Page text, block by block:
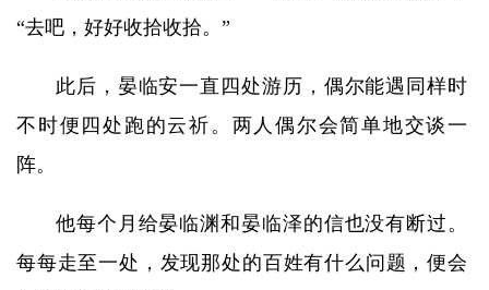
“去吧，好好收拾收拾。”
此后，晏临安一直四处游历，偶尔能遇同样时
不时便四处跑的云祈。两人偶尔会简单地交谈一
阵。
他每个月给晏临渊和晏临泽的信也没有断过。
每每走至一处，发现那处的百姓有什么问题，便会